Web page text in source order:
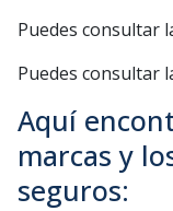
Puedes consultar
Puedes consultar
Aquí
marcas y
seguros: